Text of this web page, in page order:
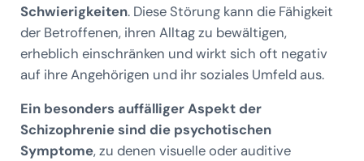
Schwierigkeiten. Diese Störung kann die Fähigkeit
der Betroffenen, ihren Alltag zu bewältigen,
erheblich einschränken und wirkt sich oft negativ
auf ihre Angehörigen und ihr soziales Umfeld aus.
Ein besonders auffälliger Aspekt der
Schizophrenie sind die psychotischen
Symptome, zu denen visuelle oder auditive